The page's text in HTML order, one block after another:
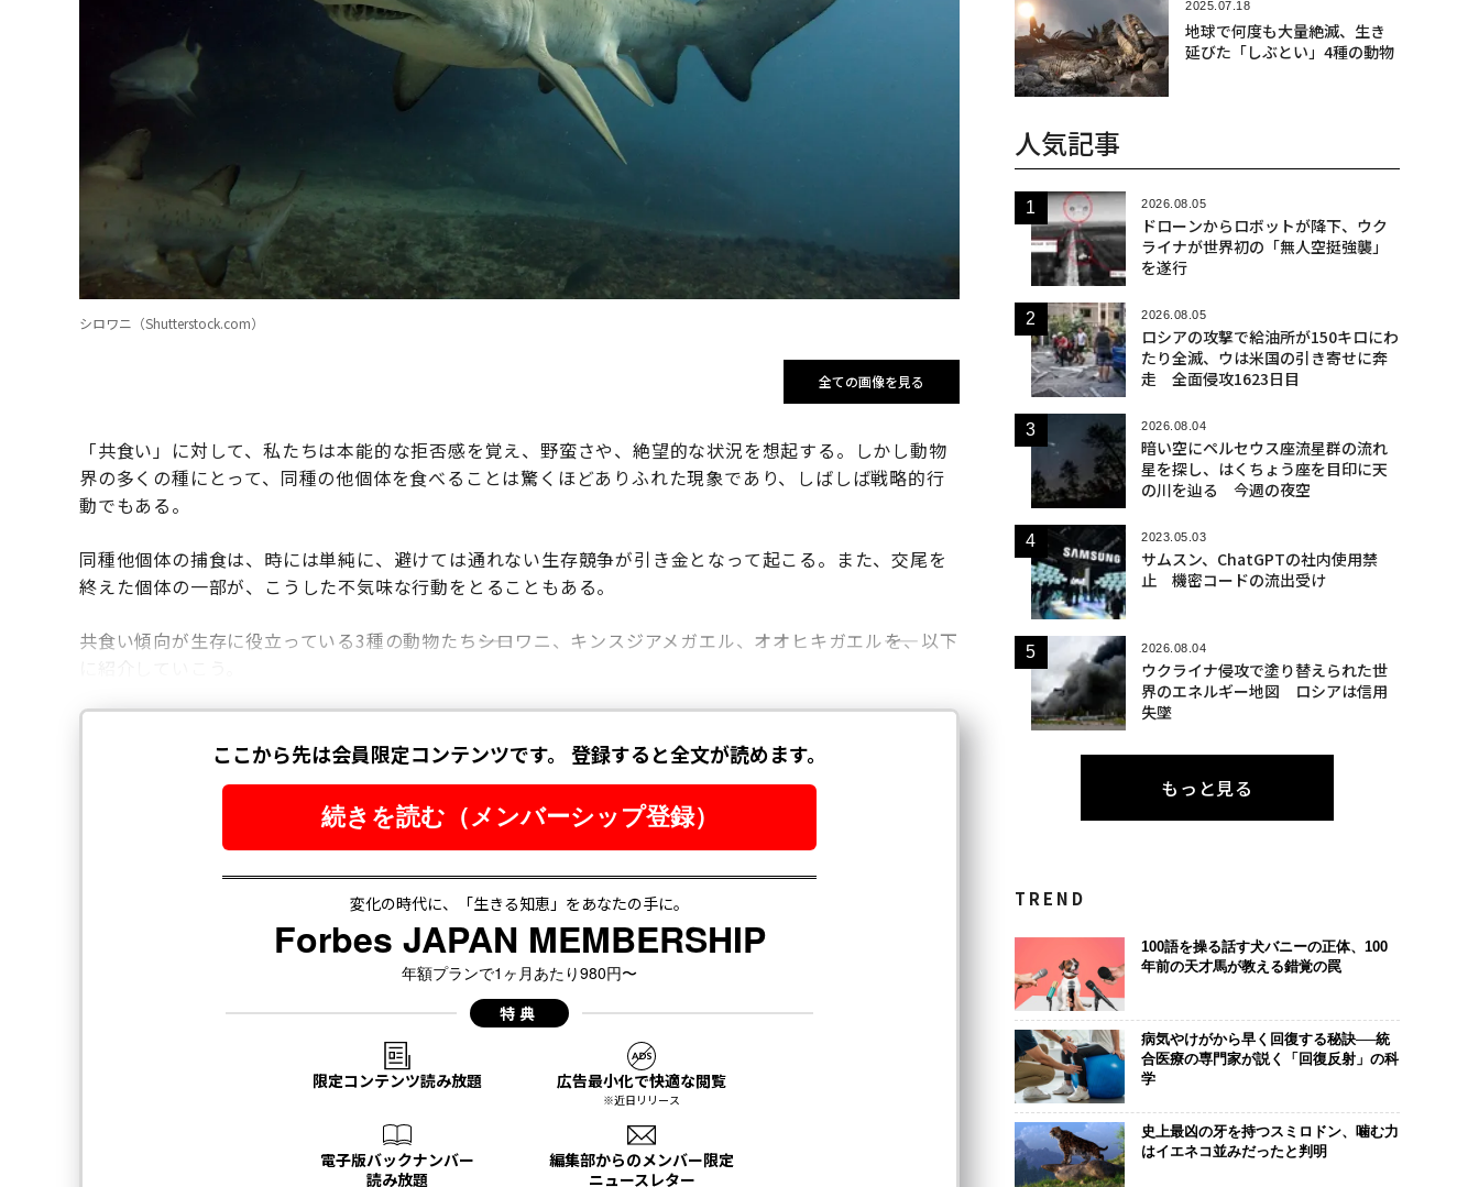
シロワニ（Shutterstock.com）
全ての画像を見る
「共食い」に対して、私たちは本能的な拒否感を覚え、野蛮さや、絶望的な状況を想起する。しかし動物
界の多くの種にとって、同種の他個体を食べることは驚くほどありふれた現象であり、しばしば戦略的行
動でもある。
同種他個体の捕食は、時には単純に、避けては通れない生存競争が引き金となって起こる。また、交尾を
終えた個体の一部が、こうした不気味な行動をとることもある。
共食い傾向が生存に役立っている3種の動物たち――シロワニ、キンスジアメガエル、オオヒキガエル――を、以下
2025.07.18
地球で何度も大量絶滅、生き
延びた「しぶとい」4種の動物
人気記事
2026.08.05
ドローンからロボットが降下、ウク
ライナが世界初の「無人空挺強襲」
を遂行
2026.08.05
ロシアの攻撃で給油所が150キロにわ
たり全滅、ウは米国の引き寄せに奔
走 全面侵攻1623日目
2026.08.04
暗い空にペルセウス座流星群の流れ
星を探し、はくちょう座を目印に天
の川を辿る 今週の夜空
2023.05.03
サムスン、ChatGPTの社内使用禁
止 機密コードの流出受け
2026.08.04
ウクライナ侵攻で塗り替えられた世
界のエネルギー地図 ロシアは信用
失墜
もっと見る
TREND
100語を操る話す犬バニーの正体、100
年前の天才馬が教える錯覚の罠
病気やけがから早く回復する秘訣──統
合医療の専門家が説く「回復反射」の科
学
史上最凶の牙を持つスミロドン、噛む力
はイエネコ並みだったと判明